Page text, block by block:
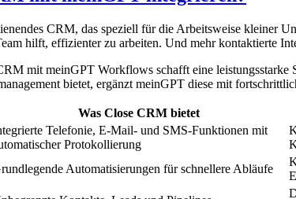
CRM, das speziell für die Arbeitsweise kleiner
hilft, effizienter zu arbeiten. Und mehr kontaktierte
mit meinGPT Workflows schafft eine
bietet, ergänzt meinGPT diese mit
Was Close CRM bietet
Telefonie, E-Mail- und SMS-Funktionen mit
Protokollierung
Automatisierungen für schnellere Abläufe